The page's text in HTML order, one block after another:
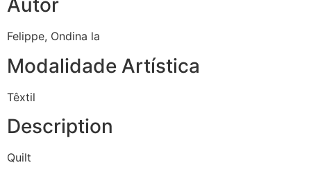
Autor
Felippe, Ondina la
Modalidade Artística
Têxtil
Description
Quilt